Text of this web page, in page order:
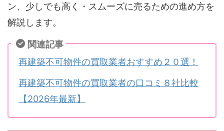
ン、少しでも高く・スムーズに売るための進め方を
解説します。
関連記事
再建築不可物件の買取業者おすすめ２０選！
再建築不可物件の買取業者の口コミ８社比較
【2026年最新】